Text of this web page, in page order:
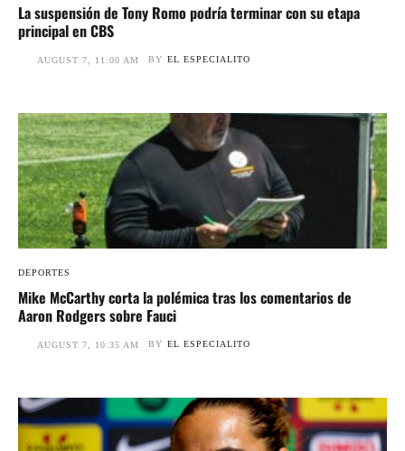
La suspensión de Tony Romo podría terminar con su etapa
principal en CBS
AUGUST 7, 11:00 AM BY EL ESPECIALITO
DEPORTES
Mike McCarthy corta la polémica tras los comentarios de
Aaron Rodgers sobre Fauci
AUGUST 7, 10:35 AM BY EL ESPECIALITO